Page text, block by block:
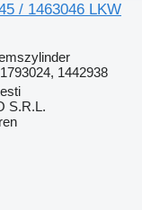
/ 1463046 LKW
1442938
S.R.L.